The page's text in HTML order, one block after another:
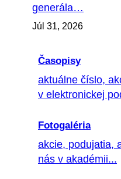
generála…
Júl 31, 2026
Časopisy
aktuálne číslo,
v elektronickej
Fotogaléria
akcie, podujatia,
nás v akadémii...